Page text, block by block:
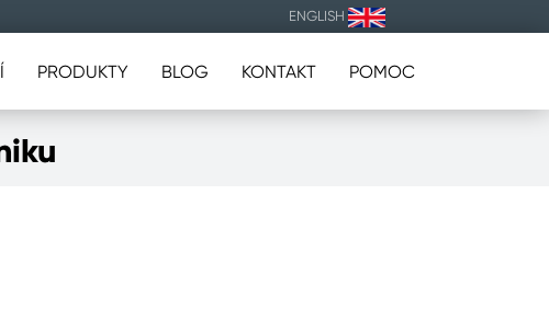
ENGLISH
PRODUKTY BLOG KONTAKT POMOC